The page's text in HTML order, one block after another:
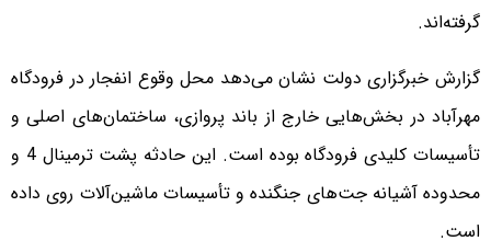
گرفته‌اند.
گزارش‌ خبرگزاری دولت نشان می‌دهد محل وقوع انفجار در فرودگاه
مهرآباد در بخش‌هایی خارج از باند پروازی، ساختمان‌های اصلی و
تأسیسات کلیدی فرودگاه بوده است. این حادثه پشت ترمینال 4 و
محدوده آشیانه جت‌های جنگنده و تأسیسات ماشین‌آلات روی داده
است.